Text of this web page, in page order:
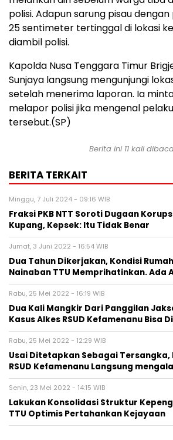
polisi. Adapun sarung pisau
25 sentimeter tertinggal di lokasi
diambil polisi.
Kapolda Nusa Tenggara Timur
Sunjaya langsung mengunjungi
setelah menerima laporan. Ia
melapor polisi jika mengenal
tersebut.(SP)
Berita ini 11 kali
BERITA TERKAIT
Minggu, 7 Juli 2024 - 09:16 WIB
Fraksi PKB NTT Soroti Dugaan
Kupang, Kepsek: Itu Tidak Benar
Jumat, 3 Juni 2022 - 16:54 WIB
Dua Tahun Dikerjakan, Kondisi
Nainaban TTU Memprihatinkan. Ada
Rabu, 25 Mei 2022 - 16:19 WIB
Dua Kali Mangkir Dari Panggilan
Kasus Alkes RSUD Kefamenanu Bisa
Rabu, 25 Mei 2022 - 12:29 WIB
Usai Ditetapkan Sebagai
RSUD Kefamenanu Langsung
Senin, 23 Mei 2022 - 14:15 WIB
Lakukan Konsolidasi Struktur
TTU Optimis Pertahankan Kejayaan